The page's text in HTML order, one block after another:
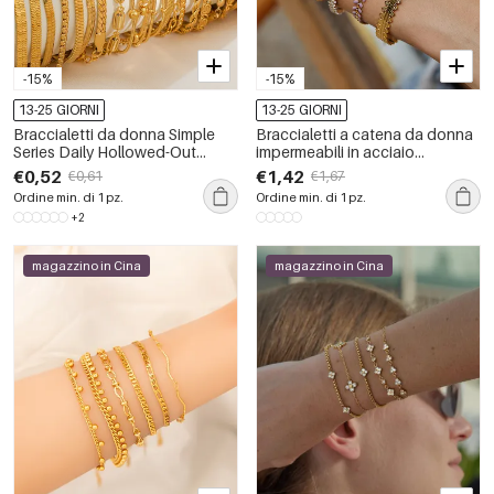
-15%
13-25 GIORNI
Braccialetti da donna Simple
Series Daily Hollowed-Out
Chain in acciaio inossidabile
impermeabile color oro
€0,52 €0,61
Ordine min. di 1 pz.
+2
-15%
13-25 GIORNI
Braccialetti a catena da donna
impermeabili in acciaio
inossidabile rettangolare con
catena semplice da giorno, 1
pezzo
€1,42 €1,67
Ordine min. di 1 pz.
magazzino in Cina magazzino in Cina